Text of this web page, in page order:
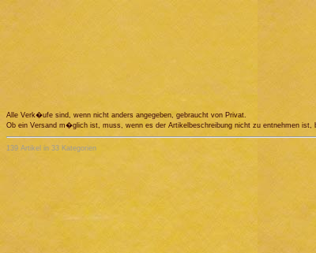
Alle Verk�ufe sind, wenn nicht anders angegeben, gebraucht von Privat.
Ob ein Versand m�glich ist, muss, wenn es der Artikelbeschreibung nicht zu entnehmen
139 Artikel in 33 Kategorien